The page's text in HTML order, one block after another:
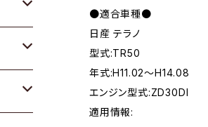
●適合車種●
日産 テラノ
型式:TR50
年式:H11.02～H14.08
エンジン型式:ZD30DI
適用情報: